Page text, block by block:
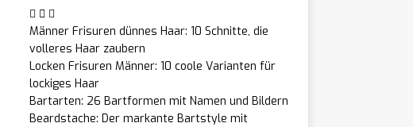
Männer Frisuren dünnes Haar: 10 Schnitte, die
volleres Haar zaubern
Locken Frisuren Männer: 10 coole Varianten für
lockiges Haar
Bartarten: 26 Bartformen mit Namen und Bildern
Beardstache: Der markante Bartstyle mit